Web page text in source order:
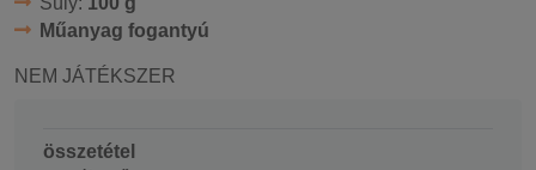
Műanyag fogantyú
NEM JÁTÉKSZER
összetétel